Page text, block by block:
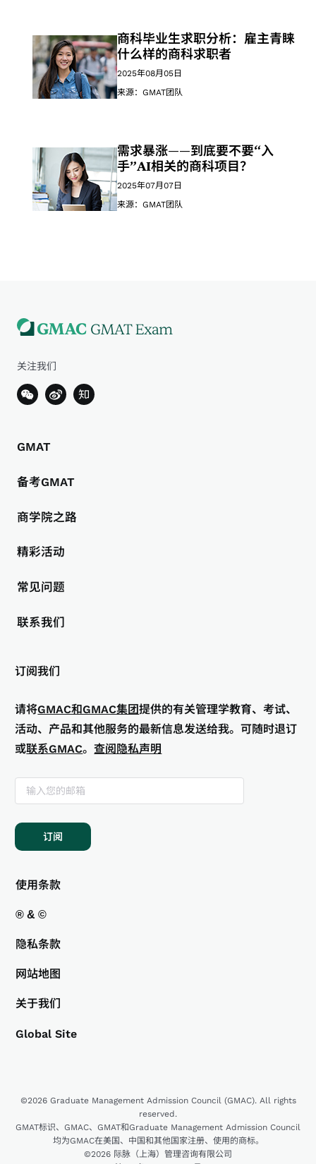
商科毕业生求职分析：雇主青睐
什么样的商科求职者
2025年08月05日
来源：GMAT团队
需求暴涨——到底要不要“入
手”AI相关的商科项目？
2025年07月07日
来源：GMAT团队
关注我们
GMAT
备考GMAT
商学院之路
精彩活动
常见问题
联系我们
订阅我们
请将GMAC和GMAC集团提供的有关管理学教育、考试、
活动、产品和其他服务的最新信息发送给我。可随时退订
或联系GMAC。查阅隐私声明
订阅
使用条款
® & ©
隐私条款
网站地图
关于我们
Global Site
©2026 Graduate Management Admission Council (GMAC). All rights
reserved.
GMAT标识、GMAC、GMAT和Graduate Management Admission Council
均为GMAC在美国、中国和其他国家注册、使用的商标。
©2026 际脉（上海）管理咨询有限公司